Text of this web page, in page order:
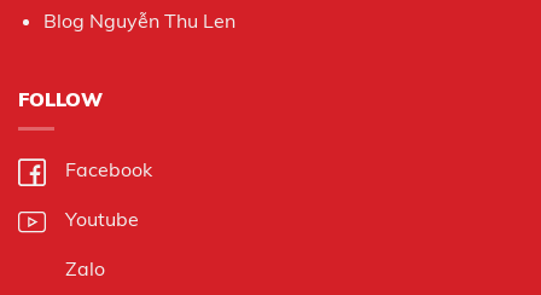
Blog Nguyễn Thu Len
FOLLOW
Facebook
Youtube
Zalo